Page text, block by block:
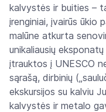
kalvystės ir buities –
įrenginiai, įvairūs ūkio
malūne atkurta
unikaliausių
įtrauktos į UNESCO
sąrašą, dirbinių
ekskursijos su kalviu
kalvystės ir metalo